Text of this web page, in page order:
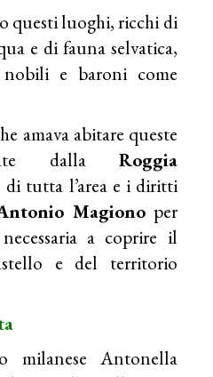
questi luoghi, ricchi di
e di fauna selvatica,
e baroni come
amava abitare queste
dalla Roggia
di tutta l’area e i diritti
Magionoper
a coprire il
e del territorio
milanese Antonella